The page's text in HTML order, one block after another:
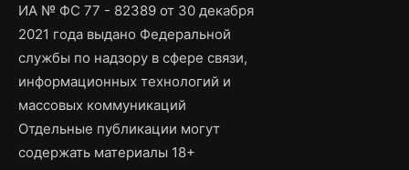
ИА № ФС 77 - 82389 от 30 декабря
2021 года выдано Федеральной
службы по надзору в сфере связи,
информационных технологий и
массовых коммуникаций
Отдельные публикации могут
содержать материалы 18+